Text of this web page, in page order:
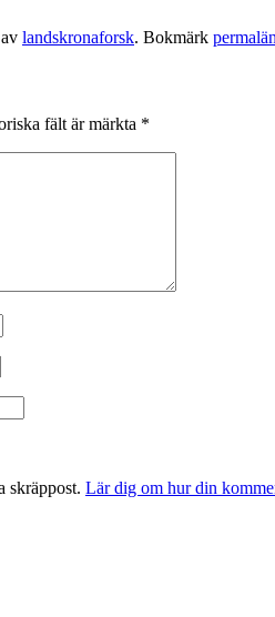
av landskronaforsk. Bokmärk
fält är märkta *
skräppost. Lär dig om hur din